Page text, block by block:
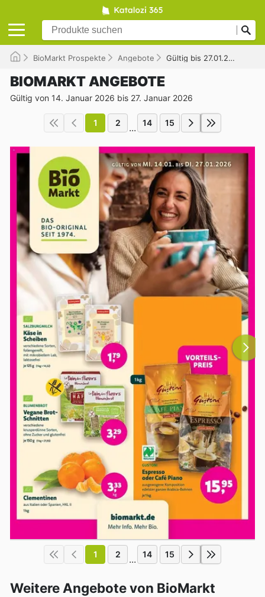
BioMarkt Prospekte Angebote Gültig bis 27.01.2026
BIOMARKT ANGEBOTE
Gültig von 14. Januar 2026 bis 27. Januar 2026
1 2 ... 14 15
1 2 ... 14 15
Weitere Angebote von BioMarkt